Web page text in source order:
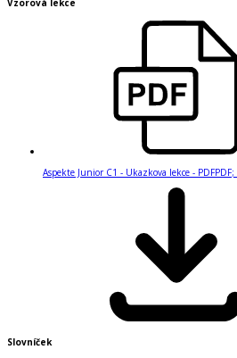
Aspekte Junior C1 - Ukazkova lekce - PDFPDF;
Slovníček